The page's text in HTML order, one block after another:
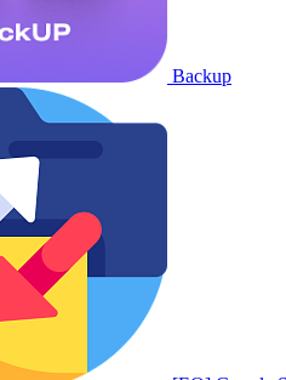
Backup